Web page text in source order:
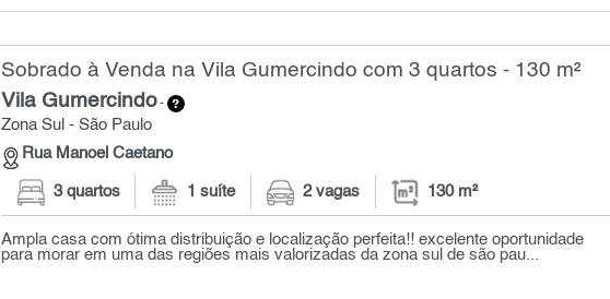
Sobrado à Venda na Vila Gumercindo com 3 quartos - 130 m²
Vila Gumercindo-
Zona Sul - São Paulo
Rua Manoel Caetano
3 quartos 1 suíte 2 vagas 130 m²
Ampla casa com ótima distribuição e localização perfeita!! excelente oportunidade
para morar em uma das regiões mais valorizadas da zona sul de são pau...